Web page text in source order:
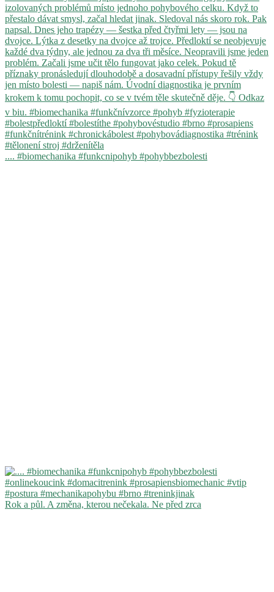
.... #biomechanika #funkcnipohyb #pohybbezbolesti
Rok a půl. A změna, kterou nečekala. Ne před zrca